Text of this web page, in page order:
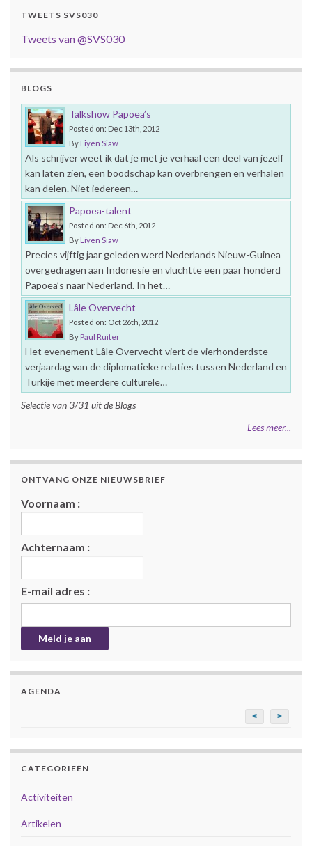
TWEETS SVS030
Tweets van @SVS030
BLOGS
Talkshow Papoea’s
Posted on: Dec 13th, 2012
By Liyen Siaw
Als schrijver weet ik dat je met je verhaal een deel van jezelf
kan laten zien, een boodschap kan overbrengen en verhalen
kan delen. Niet iedereen…
Papoea-talent
Posted on: Dec 6th, 2012
By Liyen Siaw
Precies vijftig jaar geleden werd Nederlands Nieuw-Guinea
overgedragen aan Indonesië en vluchtte een paar honderd
Papoea’s naar Nederland. In het…
Lâle Overvecht
Posted on: Oct 26th, 2012
By Paul Ruiter
Het evenement Lâle Overvecht viert de vierhonderdste
verjaardag van de diplomatieke relaties tussen Nederland en
Turkije met meerdere culturele…
Selectie van 3/31 uit de Blogs
Lees meer...
ONTVANG ONZE NIEUWSBRIEF
Voornaam :
Achternaam :
E-mail adres :
AGENDA
< >
CATEGORIEËN
Activiteiten
Artikelen